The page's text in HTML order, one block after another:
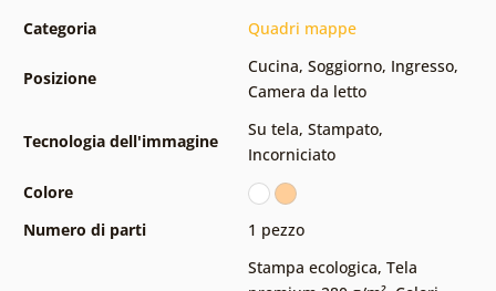
Categoria Quadri mappe
Posizione
Cucina, Soggiorno, Ingresso,
Camera da letto
Tecnologia dell'immagine
Su tela, Stampato,
Incorniciato
Colore
Numero di parti
1 pezzo
Stampa ecologica, Tela